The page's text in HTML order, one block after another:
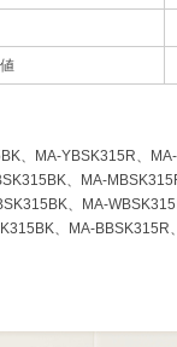
、MA-YBSK315R、
、MA-
、MA-
、MA-BBSK315R